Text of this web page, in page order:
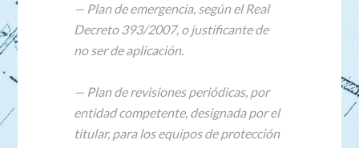
— Plan de emergencia, según el Real
Decreto 393/2007, o justificante de
no ser de aplicación.
— Plan de revisiones periódicas, por
entidad competente, designada por el
titular, para los equipos de protección